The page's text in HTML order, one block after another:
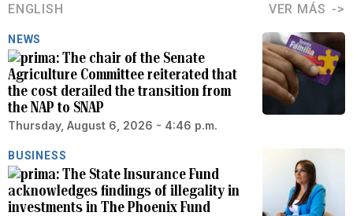
ENGLISH VER MÁS
NEWS
The chair of the Senate
Agriculture Committee reiterated that
the cost derailed the transition from
the NAP to SNAP
Thursday, August 6, 2026 - 4:46 p.m.
BUSINESS
The State Insurance Fund
acknowledges findings of illegality in
investments in The Phoenix Fund